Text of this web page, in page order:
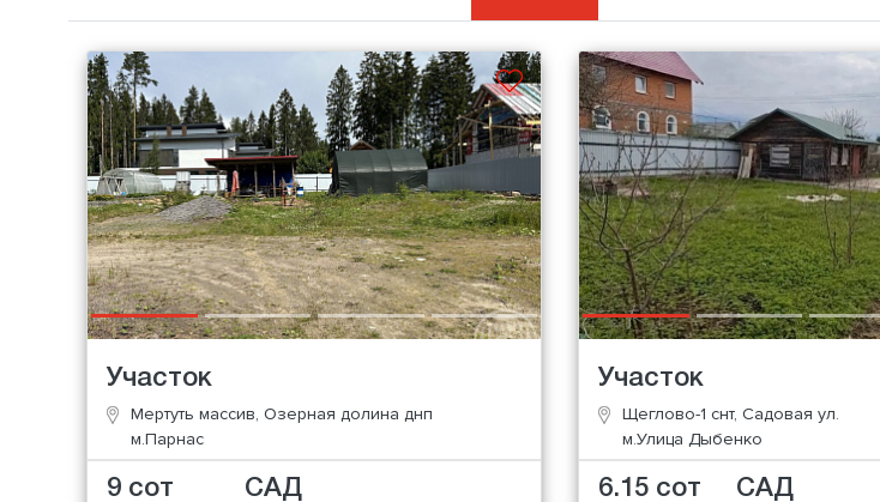
Участок
Мертуть массив, Озерная долина днп
м.Парнас
9 сот САД
Участок
Щеглово-1 снт, Садовая ул.
м.Улица Дыбенко
6.15 сот САД